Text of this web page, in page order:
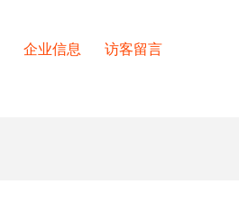
企业信息 访客留言